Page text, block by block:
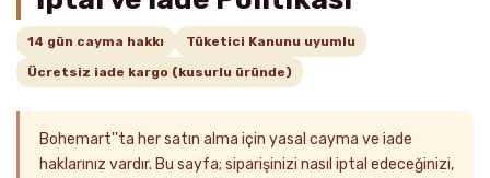
14 gün cayma hakkı
Tüketici Kanunu uyumlu
Ücretsiz iade kargo (kusurlu üründe)
Bohemart''ta her satın alma için yasal cayma ve iade
haklarınız vardır. Bu sayfa; siparişinizi nasıl iptal edeceğinizi,